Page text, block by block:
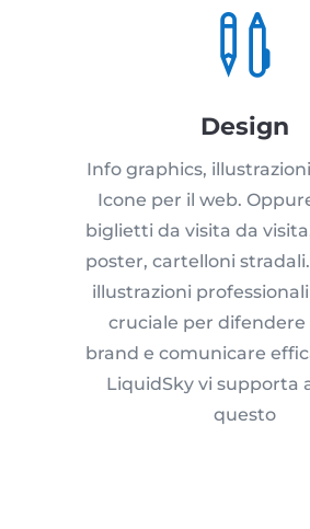

Design
Info graphics,
Icone per il web.
biglietti da visita da
poster, cartelloni
illustrazioni
cruciale per difendere
brand e comunicare
LiquidSky vi supporta
questo